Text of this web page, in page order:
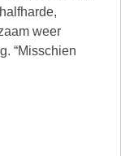
weer
“Misschien